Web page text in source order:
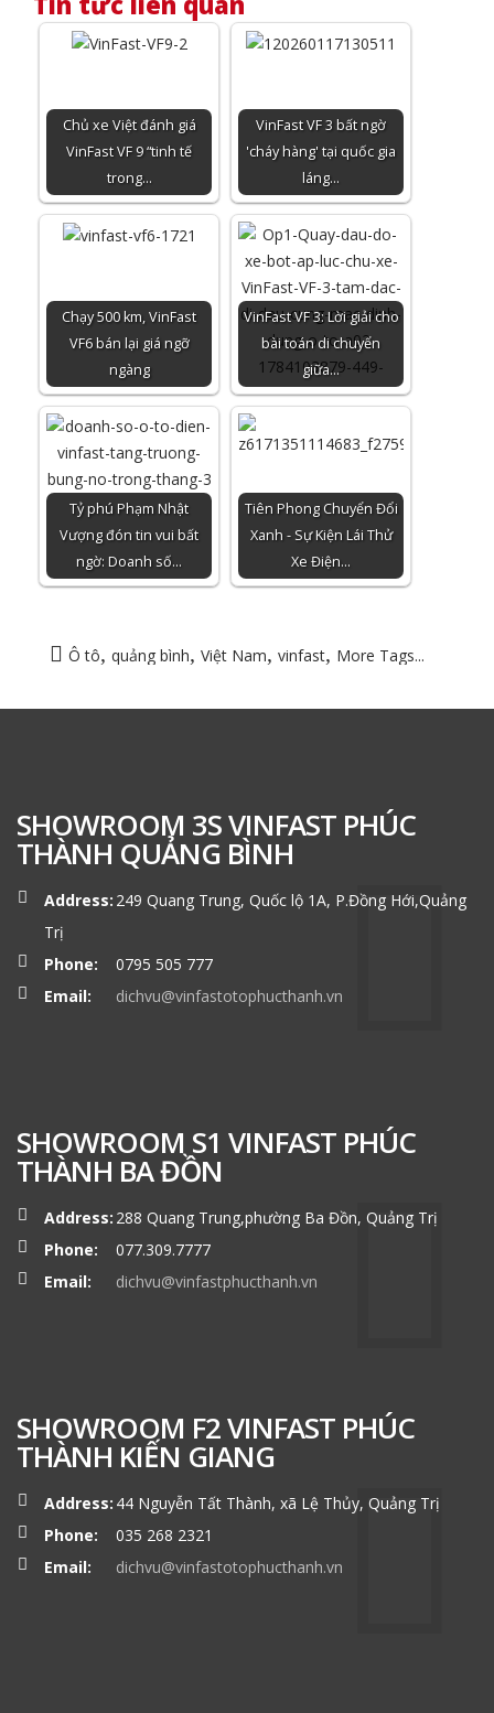
Chủ xe Việt đánh giá
VinFast VF 9 “tinh tế
trong…
VinFast VF 3 bất ngờ
'cháy hàng' tại quốc gia
láng…
Chạy 500 km, VinFast
VF6 bán lại giá ngỡ
ngàng
VinFast VF 3: Lời giải cho
bài toán di chuyển
giữa…
Tỷ phú Phạm Nhật
Vượng đón tin vui bất
ngờ: Doanh số…
Tiên Phong Chuyển Đổi
Xanh - Sự Kiện Lái Thử
Xe Điện…
Ô tô, quảng bình, Việt Nam, vinfast, More Tags...
SHOWROOM 3S VINFAST PHÚC
THÀNH QUẢNG BÌNH
Address: 249 Quang Trung, Quốc lộ 1A, P.Đồng Hới,Quảng
Trị
Phone:
0795 505 777
Email:
dichvu@vinfastotophucthanh.vn
SHOWROOM S1 VINFAST PHÚC
THÀNH BA ĐỒN
Address: 288 Quang Trung,phường Ba Đồn, Quảng Trị
Phone:
077.309.7777
Email:
dichvu@vinfastphucthanh.vn
SHOWROOM F2 VINFAST PHÚC
THÀNH KIẾN GIANG
Address: 44 Nguyễn Tất Thành, xã Lệ Thủy, Quảng Trị
Phone:
035 268 2321
Email:
dichvu@vinfastotophucthanh.vn